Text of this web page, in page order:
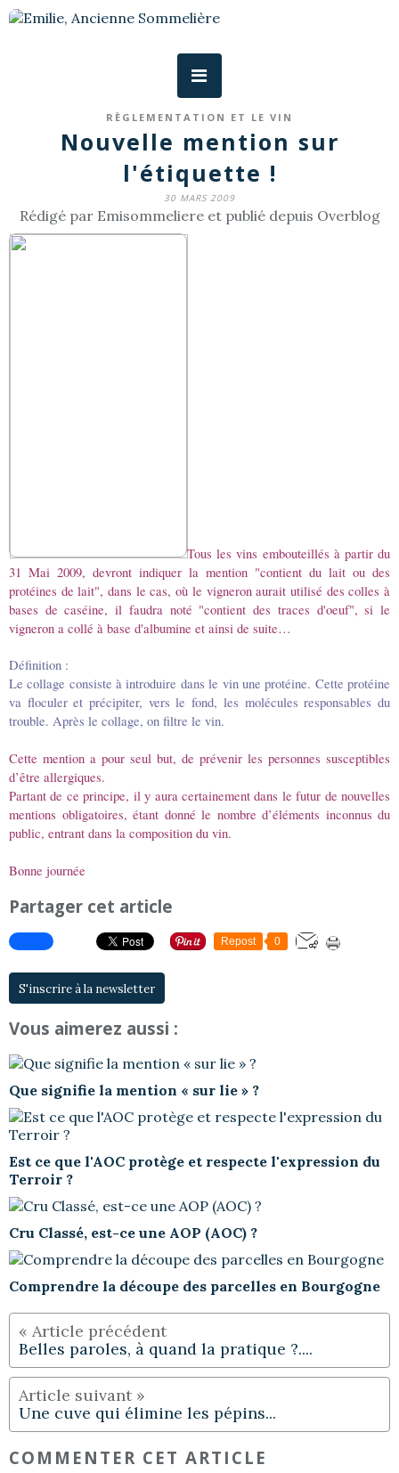
RÈGLEMENTATION ET LE VIN
Nouvelle mention sur
l'étiquette !
30 MARS 2009
Rédigé par Emisommeliere et publié depuis Overblog
Tous les vins embouteillés à partir du
31 Mai 2009, devront indiquer la mention "contient du lait ou des
protéines de lait", dans le cas, où le vigneron aurait utilisé des colles à
bases de caséine, il faudra noté "contient des traces d'oeuf", si le
vigneron a collé à base d'albumine et ainsi de suite…
Définition :
Le collage consiste à introduire dans le vin une protéine. Cette protéine
va floculer et précipiter, vers le fond, les molécules responsables du
trouble. Après le collage, on filtre le vin.
Cette mention a pour seul but, de prévenir les personnes susceptibles
d’être allergiques.
Partant de ce principe, il y aura certainement dans le futur de nouvelles
mentions obligatoires, étant donné le nombre d’éléments inconnus du
public, entrant dans la composition du vin.
Bonne journée
Partager cet article
Repost 0
S'inscrire à la newsletter
Vous aimerez aussi :
Que signifie la mention « sur lie » ?
Est ce que l'AOC protège et respecte l'expression du
Terroir ?
Cru Classé, est-ce une AOP (AOC) ?
Comprendre la découpe des parcelles en Bourgogne
Belles paroles, à quand la pratique ?....
Une cuve qui élimine les pépins...
COMMENTER CET ARTICLE